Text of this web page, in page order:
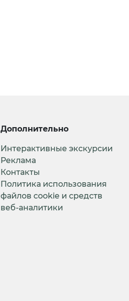
Дополнительно
Интерактивные экскурсии
Реклама
Контакты
Политика использования
файлов cookie и средств
веб-аналитики